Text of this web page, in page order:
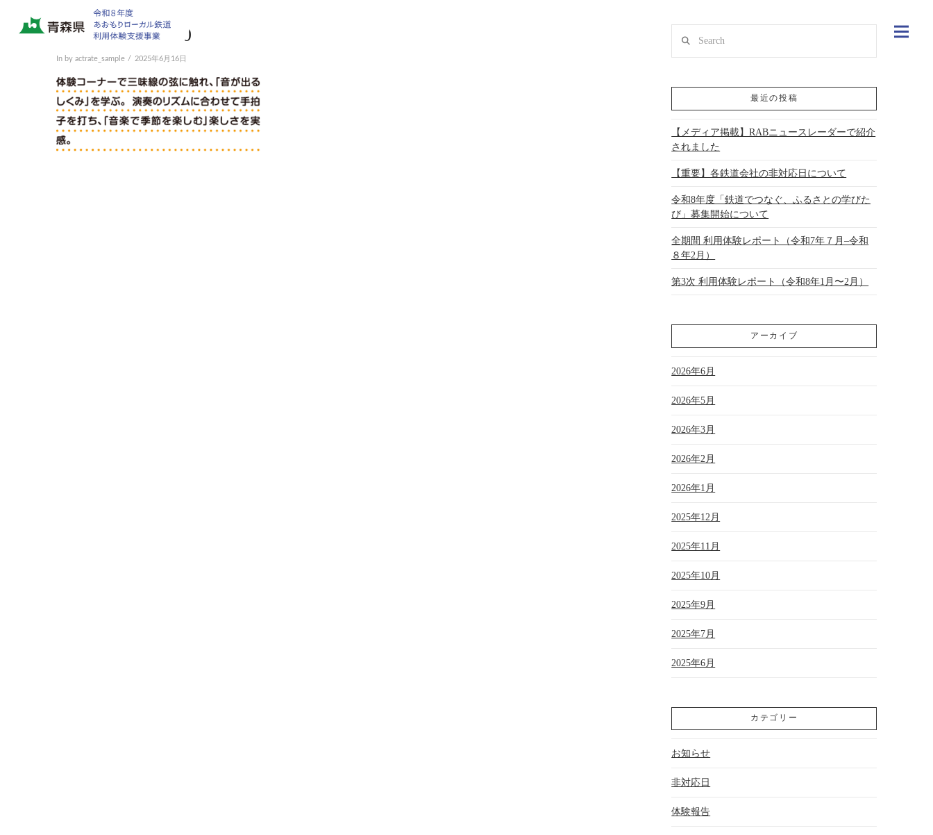
tugaru-time-img10
In by actrate_sample 2025年6月16日
最近の投稿
【メディア掲載】RABニュースレーダーで紹介
されました
【重要】各鉄道会社の非対応日について
令和8年度「鉄道でつなぐ、ふるさとの学びた
び」募集開始について
全期間 利用体験レポート（令和7年７月–令和
８年2月）
第3次 利用体験レポート（令和8年1月〜2月）
アーカイブ
2026年6月
2026年5月
2026年3月
2026年2月
2026年1月
2025年12月
2025年11月
2025年10月
2025年9月
2025年7月
2025年6月
カテゴリー
お知らせ
非対応日
体験報告